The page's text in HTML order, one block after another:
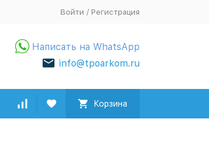
Войти / Регистрация
Написать на WhatsApp
info@tpoarkom.ru
Корзина